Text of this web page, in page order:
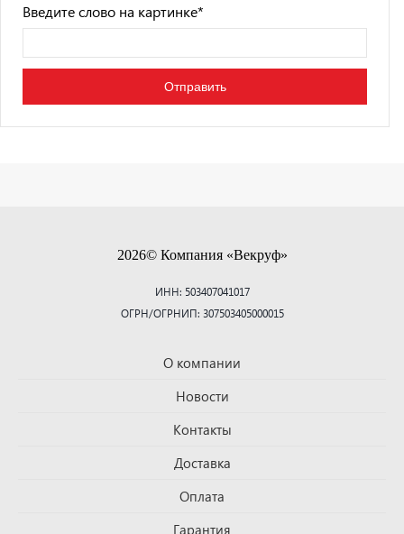
Введите слово на картинке*
2026© Компания «Векруф»
ИНН: 503407041017
ОГРН/ОГРНИП: 307503405000015
О компании
Новости
Контакты
Доставка
Оплата
Гарантия